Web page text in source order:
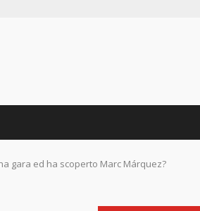
gara ed ha scoperto Marc Márquez?